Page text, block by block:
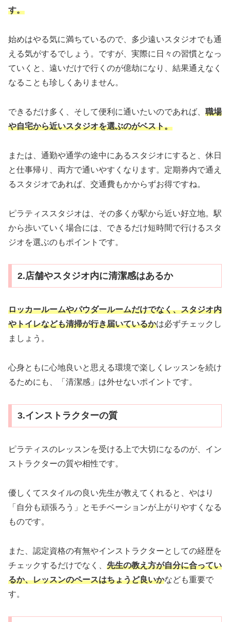
す。
始めはやる気に満ちているので、多少遠いスタジオでも通
える気がするでしょう。ですが、実際に日々の習慣となっ
ていくと、遠いだけで行くのが億劫になり、結果通えなく
なることも珍しくありません。
できるだけ多く、そして便利に通いたいのであれば、 職場
や自宅から近いスタジオを選ぶのがベスト。
または、通勤や通学の途中にあるスタジオにすると、休日
と仕事帰り、両方で通いやすくなります。定期券内で通え
るスタジオであれば、交通費もかからずお得ですね。
ピラティススタジオは、その多くが駅から近い好立地。駅
から歩いていく場合には、できるだけ短時間で行けるスタ
ジオを選ぶのもポイントです。
2.店舗やスタジオ内に清潔感はあるか
ロッカールームやパウダールームだけでなく、スタジオ内
やトイレなども清掃が行き届いているかは必ずチェックし
ましょう。
心身ともに心地良いと思える環境で楽しくレッスンを続け
るためにも、「清潔感」は外せないポイントです。
3.インストラクターの質
ピラティスのレッスンを受ける上で大切になるのが、イン
ストラクターの質や相性です。
優しくてスタイルの良い先生が教えてくれると、やはり
「自分も頑張ろう」とモチベーションが上がりやすくなる
ものです。
また、認定資格の有無やインストラクターとしての経歴を
チェックするだけでなく、 先生の教え方が自分に合ってい
るか、レッスンのペースはちょうど良いかなども重要で
す。